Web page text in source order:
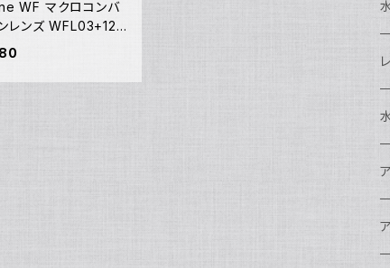
WF マクロコンバ
レンズ WFL03+12